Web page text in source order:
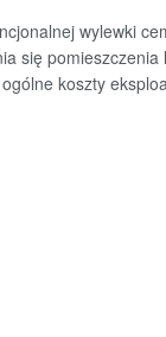
wylewki
się
koszty